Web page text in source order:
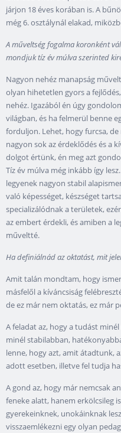
járjon 18éves korában is. A
még6. osztálynál elakad,
A műveltség fogalma koronként
mondjuk tíz év múlva szerinted
Nagyon nehéz manapság
olyan hihetetlen gyors a
nehéz. Igazából én úgy
világban, és ha felmerül benne
forduljon. Lehet, hogy furcsa,
nagyon sok az érdeklődés és a
dolgot értünk, én meg azt
Tíz év múlva még inkább így
legyenek nagyon stabil
való képességet, készséget
specializálódnak a területek,
az embert érdekli, és amiben a
műveltté.
Ha definiálnád az oktatást, mit
Amit talán mondtam, hogy
másfelől a kíváncsiság
de ez már nem oktatás, ez már
A feladat az, hogy a tudást
minél stabilabban,
lenne, hogy azt, amit átadtunk,
adott esetben, illetve fel tudja
A gond az, hogy már nemcsak
feneke alatt, hanem erkölcsileg
gyerekeinknek, unokáinknak
visszaemlékezni egy olyan